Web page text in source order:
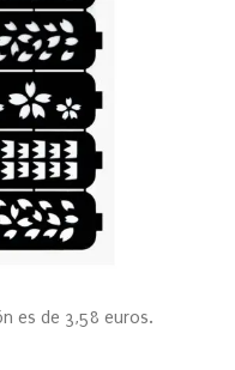
es de 3,58 euros.